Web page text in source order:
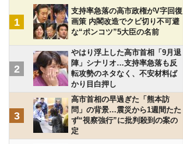
1
支持率急落の高市政権がV字回復
画策 内閣改造でクビ切り不可避
な“ポンコツ”5大臣の名前
2
やはり浮上した高市首相「9月退
陣」シナリオ…支持率急落も反
転攻勢のネタなく、不安材料ば
かり目白押し
3
高市首相の早過ぎた「熊本訪
問」の背景…震災から1週間たた
ず“視察強行”に批判殺到の案の
定